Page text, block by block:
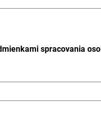
spracovania